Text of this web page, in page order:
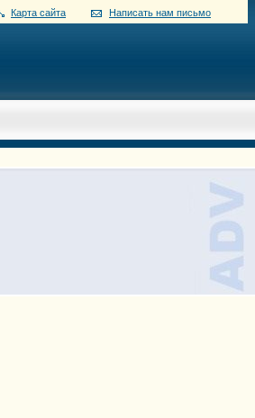
Карта сайта Написать нам письмо